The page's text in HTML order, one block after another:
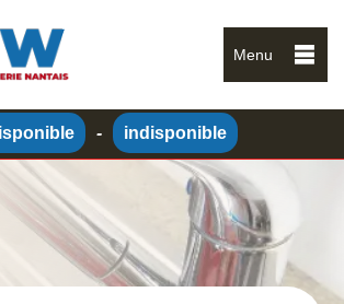
Menu
- indisponible